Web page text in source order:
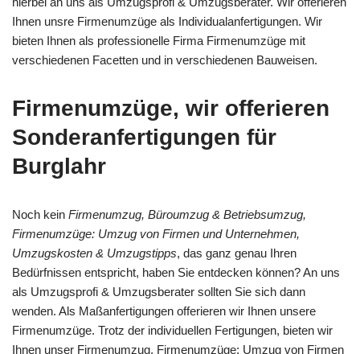
Ihnen unsre Firmenumzüge als Individualanfertigungen. Wir
bieten Ihnen als professionelle Firma Firmenumzüge mit
verschiedenen Facetten und in verschiedenen Bauweisen.
Firmenumzüge, wir offerieren
Sonderanfertigungen für
Burglahr
Noch kein Firmenumzug, Büroumzug & Betriebsumzug,
Firmenumzüge: Umzug von Firmen und Unternehmen,
Umzugskosten & Umzugstipps, das ganz genau Ihren
Bedürfnissen entspricht, haben Sie entdecken können? An uns
als Umzugsprofi & Umzugsberater sollten Sie sich dann
wenden. Als Maßanfertigungen offerieren wir Ihnen unsere
Firmenumzüge. Trotz der individuellen Fertigungen, bieten wir
Ihnen unser Firmenumzug, Firmenumzüge: Umzug von Firmen